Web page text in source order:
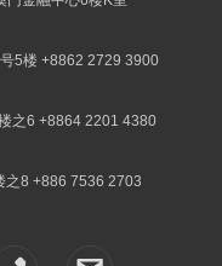
5楼 +8862 2729 3900
之6 +8864 2201 4380
之8 +886 7536 2703